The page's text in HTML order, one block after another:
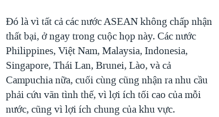
Đó là vì tất cả các nước ASEAN không chấp nhận
thất bại, ở ngay trong cuộc họp này. Các nước
Philippines, Việt Nam, Malaysia, Indonesia,
Singapore, Thái Lan, Brunei, Lào, và cả
Campuchia nữa, cuối cùng cũng nhận ra nhu cầu
phải cứu vãn tình thế, vì lợi ích tối cao của mỗi
nước, cũng vì lợi ích chung của khu vực.